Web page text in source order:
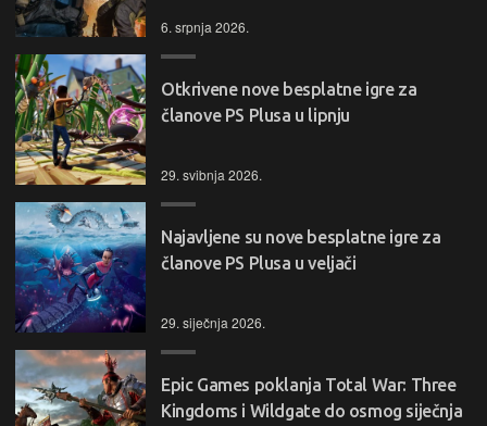
6. srpnja 2026.
Otkrivene nove besplatne igre za
članove PS Plusa u lipnju
29. svibnja 2026.
Najavljene su nove besplatne igre za
članove PS Plusa u veljači
29. siječnja 2026.
Epic Games poklanja Total War: Three
Kingdoms i Wildgate do osmog siječnja